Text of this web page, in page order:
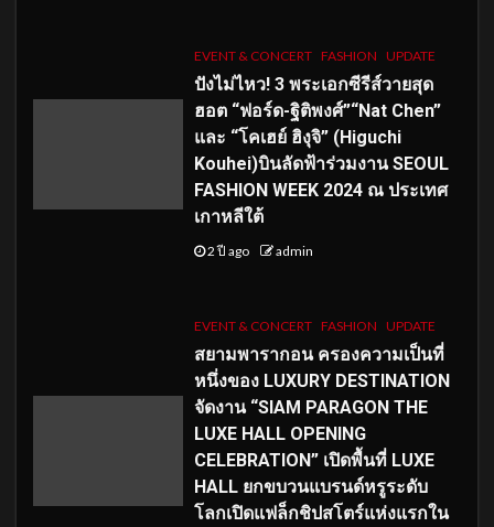
EVENT & CONCERT FASHION UPDATE
ปังไม่ไหว! 3 พระเอกซีรีส์วายสุด
ฮอต “ฟอร์ด-ฐิติพงศ์”“Nat Chen”
และ “โคเฮย์ ฮิงุจิ” (Higuchi
Kouhei)บินลัดฟ้าร่วมงาน SEOUL
FASHION WEEK 2024 ณ ประเทศ
เกาหลีใต้
2 ปี ago admin
EVENT & CONCERT FASHION UPDATE
สยามพารากอน ครองความเป็นที่
หนึ่งของ LUXURY DESTINATION
จัดงาน “SIAM PARAGON THE
LUXE HALL OPENING
CELEBRATION” เปิดพื้นที่ LUXE
HALL ยกขบวนแบรนด์หรูระดับ
โลกเปิดแฟล็กชิปสโตร์แห่งแรกใน